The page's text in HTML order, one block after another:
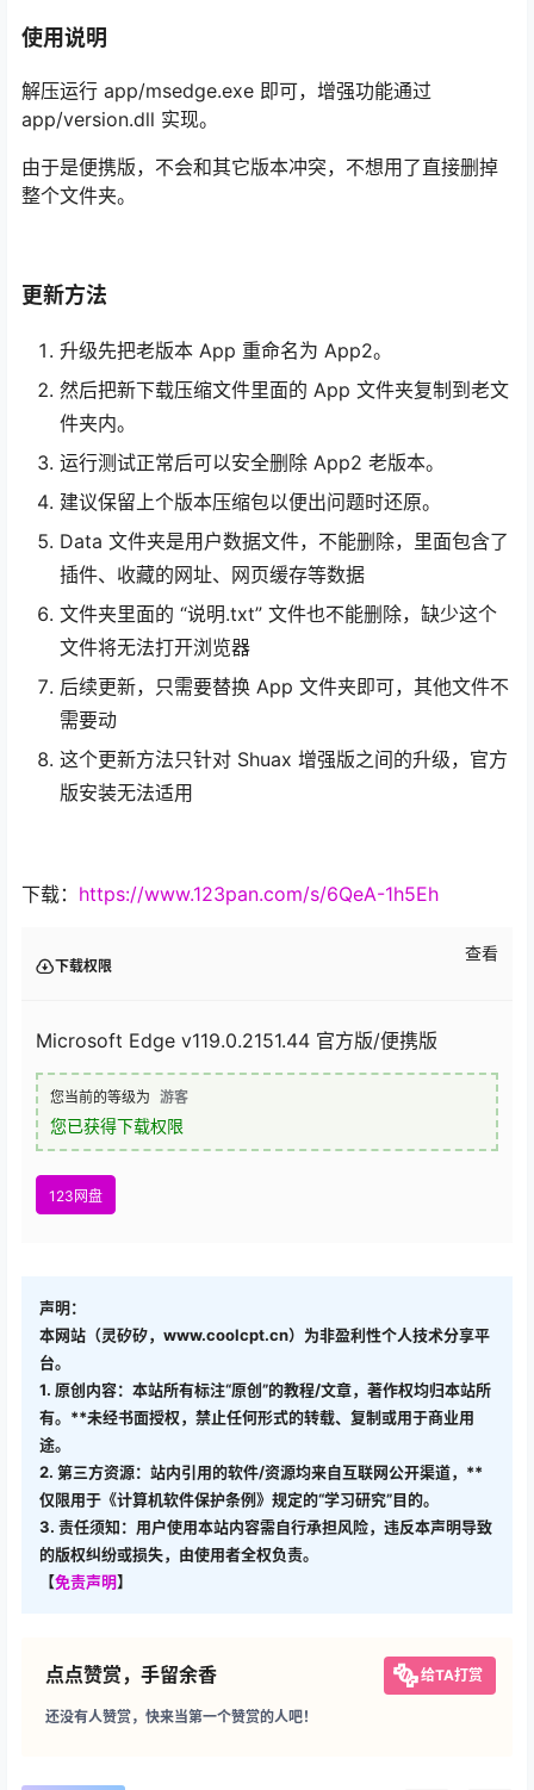
使用说明
解压运行 app/msedge.exe 即可，增强功能通过
app/version.dll 实现。
由于是便携版，不会和其它版本冲突，不想用了直接删掉
整个文件夹。
更新方法
升级先把老版本 App 重命名为 App2。
然后把新下载压缩文件里面的 App 文件夹复制到老文
件夹内。
运行测试正常后可以安全删除 App2 老版本。
建议保留上个版本压缩包以便出问题时还原。
Data 文件夹是用户数据文件，不能删除，里面包含了
插件、收藏的网址、网页缓存等数据
文件夹里面的 “说明.txt” 文件也不能删除，缺少这个
文件将无法打开浏览器
后续更新，只需要替换 App 文件夹即可，其他文件不
需要动
这个更新方法只针对 Shuax 增强版之间的升级，官方
版安装无法适用
下载： https://www.123pan.com/s/6QeA-1h5Eh
下载权限
查看
Microsoft Edge v119.0.2151.44 官方版/便携版
您当前的等级为 游客
您已获得下载权限
123网盘
声明：
本网站（灵矽矽，www.coolcpt.cn）为非盈利性个人技术分享平
台。
1. 原创内容：本站所有标注“原创”的教程/文章，著作权均归本站所
有。**未经书面授权，禁止任何形式的转载、复制或用于商业用
途。
2. 第三方资源：站内引用的软件/资源均来自互联网公开渠道，**
仅限用于《计算机软件保护条例》规定的“学习研究”目的。
3. 责任须知：用户使用本站内容需自行承担风险，违反本声明导致
的版权纠纷或损失，由使用者全权负责。
【免责声明】
点点赞赏，手留余香 给TA打赏
还没有人赞赏，快来当第一个赞赏的人吧！